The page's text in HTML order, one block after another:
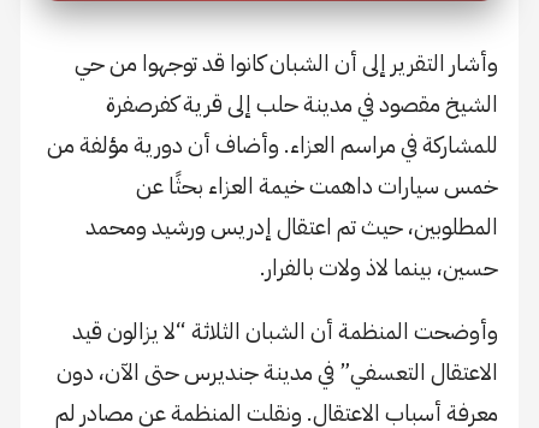
وأشار التقرير إلى أن الشبان كانوا قد توجهوا من حي
الشيخ مقصود في مدينة حلب إلى قرية كفرصفرة
للمشاركة في مراسم العزاء. وأضاف أن دورية مؤلفة من
خمس سيارات داهمت خيمة العزاء بحثًا عن
المطلوبين، حيث تم اعتقال إدريس ورشيد ومحمد
حسين، بينما لاذ ولات بالفرار.
وأوضحت المنظمة أن الشبان الثلاثة “لا يزالون قيد
الاعتقال التعسفي” في مدينة جنديرس حتى الآن، دون
معرفة أسباب الاعتقال. ونقلت المنظمة عن مصادر لم